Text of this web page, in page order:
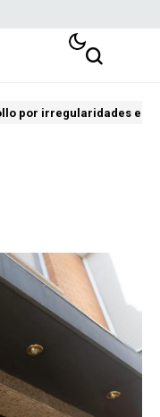
por irregularidades en